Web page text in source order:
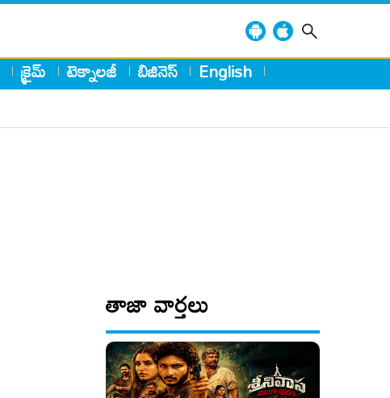
క్రైమ్ టెక్నాలజీ బిజినెస్ English
తాజా వార్తలు